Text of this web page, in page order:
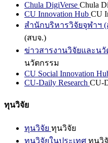
Chula DigiVerse Chula
CU Innovation Hub CU
สำนักบริหารวิจัยจุฬาฯ (
(สบจ.)
ข่าวสารงานวิจัยและนวั
นวัตกรรม
CU Social Innovation
CU-Daily Research CU-
ทุนวิจัย
ทุนวิจัย ทุนวิจัย
ทุนวิจัยในประเทศ ทุนวิ